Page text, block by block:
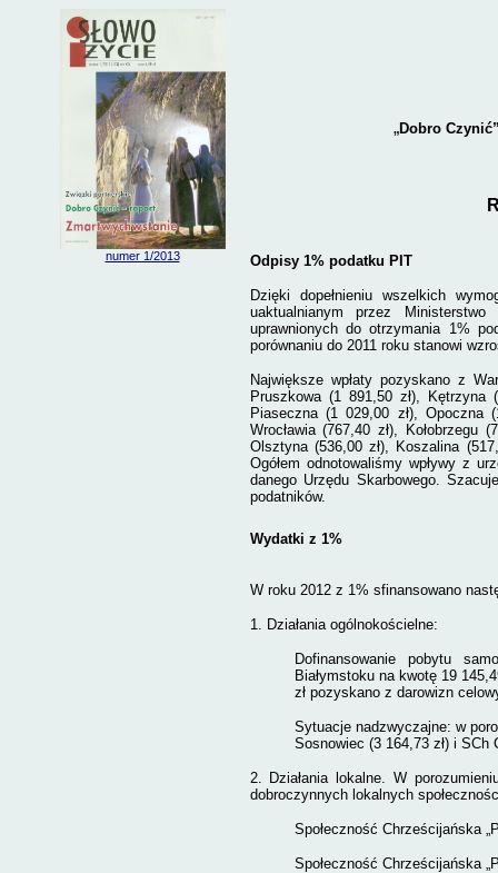
numer 1/2013
„Dobro
Odpisy 1% podatku PIT
Dzięki dopełnieniu wszelkich
uaktualnianym przez
uprawnionych do otrzymania 1%
porównaniu do 2011 roku stanowi
Największe wpłaty pozyskano z
Pruszkowa (1 891,50 zł),
Piaseczna (1 029,00 zł), Opoczna
Wrocławia (767,40 zł), Kołobrzegu
Olsztyna (536,00 zł), Koszalina
Ogółem odnotowaliśmy wpływy z
danego Urzędu Skarbowego.
podatników.
Wydatki z 1%
W roku 2012 z 1% sfinansowano
1. Działania ogólnokościelne:
Dofinansowanie pobytu
Białymstoku na kwotę 19
zł pozyskano z darowizn
Sytuacje nadzwyczajne: w
Sosnowiec (3 164,73 zł) i SCh
2. Działania lokalne. W
dobroczynnych lokalnych
Społeczność Chrześcijańska
Społeczność Chrześcijańska